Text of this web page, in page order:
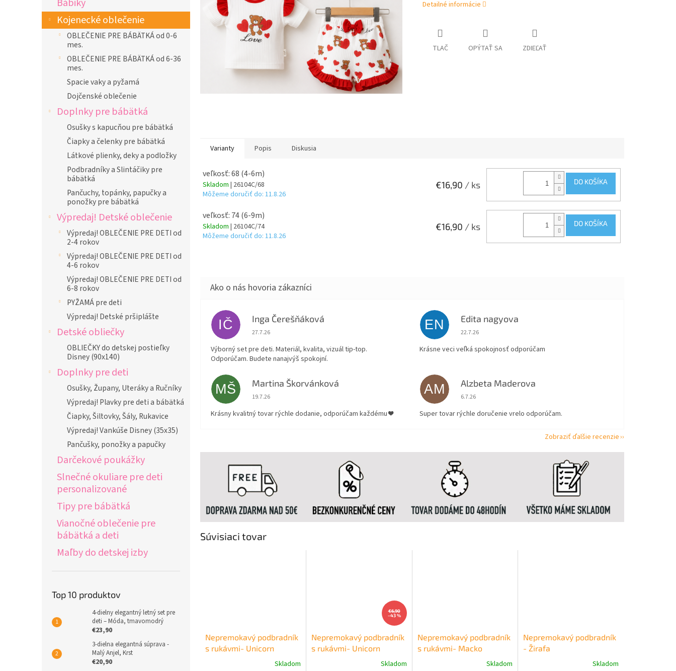
Kojenecké oblečenie
OBLEČENIE PRE BÁBÄTKÁ od 0-6
mes.
OBLEČENIE PRE BÁBÄTKÁ od 6-36
mes.
Spacie vaky a pyžamá
Dojčenské oblečenie
Doplnky pre bábätká
Osušky s kapucňou pre bábätká
Čiapky a čelenky pre bábätká
Látkové plienky, deky a podložky
Podbradníky a Slintáčiky pre
bábätká
Pančuchy, topánky, papučky a
ponožky pre bábätká
Výpredaj! Detské oblečenie
Výpredaj! OBLEČENIE PRE DETI od
2-4 rokov
Výpredaj! OBLEČENIE PRE DETI od
4-6 rokov
Výpredaj! OBLEČENIE PRE DETI od
6-8 rokov
PYŽAMÁ pre deti
Výpredaj! Detské pršiplášte
Detské obliečky
OBLIEČKY do detskej postieľky
Disney (90x140)
Doplnky pre deti
Osušky, Župany, Uteráky a Ručníky
Výpredaj! Plavky pre deti a bábätká
Čiapky, Šiltovky, Šály, Rukavice
Výpredaj! Vankúše Disney (35x35)
Pančušky, ponožky a papučky
Darčekové poukážky
Slnečné okuliare pre deti
personalizované
Tipy pre bábätká
Vianočné oblečenie pre
bábätká a deti
Maľby do detskej izby
Top 10 produktov
4-dielny elegantný letný set pre
deti – Móda, tmavomodrý
€23,90
3-dielna elegantná súprava -
Malý Anjel, Krst
€20,90
Detailné informácie
TLAČ OPÝTAŤ SA ZDIEĽAŤ
Súvisiaci tovar
Nepremokavý podbradník
s rukávmi- Unicorn
Skladom
€6,90
–43 %
Nepremokavý podbradník
s rukávmi- Unicorn
Skladom
Nepremokavý podbradník
s rukávmi- Macko
Skladom
Nepremokavý podbradník
- Žirafa
Skladom
Varianty Popis Diskusia
veľkosť: 68 (4-6m)
Skladom | 26104C/68
Môžeme doručiť do: 11.8.26
€16,90 / ks DO KOŠÍKA
veľkosť: 74 (6-9m)
Skladom | 26104C/74
Môžeme doručiť do: 11.8.26
€16,90 / ks DO KOŠÍKA
IČ Inga Čerešňáková
Hodnotenie obchodu je 5 z 5 hviezdičiek.
27.7.26
Výborný set pre deti. Materiál, kvalita, vizuál tip-top.
Odporúčam. Budete nanajvýš spokojní.
EN Edita nagyova
Hodnotenie obchodu je 5 z 5 hviezdičiek.
22.7.26
Krásne veci veľká spokojnosť odporúčam
MŠ Martina Škorvánková
Hodnotenie obchodu je 5 z 5 hviezdičiek.
19.7.26
Krásny kvalitný tovar rýchle dodanie, odporúčam každému ❤️
AM Alzbeta Maderova
Hodnotenie obchodu je 5 z 5 hviezdičiek.
6.7.26
Super tovar rýchle doručenie vrelo odporúčam.
Zobraziť ďalšie recenzie